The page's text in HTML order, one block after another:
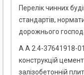
Перелік чинних
стандартів,
дорожнього
А А 2.4-37641918-
конструкцій
залізобетонній